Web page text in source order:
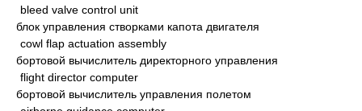
bleed valve control unit
блок управления створками капота двигателя
cowl flap actuation assembly
бортовой вычислитель директорного управления
flight director computer
бортовой вычислитель управления полетом